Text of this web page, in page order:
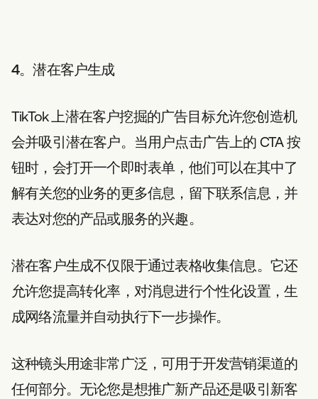
4。潜在客户生成
TikTok 上潜在客户挖掘的广告目标允许您创造机
会并吸引潜在客户。当用户点击广告上的 CTA 按
钮时，会打开一个即时表单，他们可以在其中了
解有关您的业务的更多信息，留下联系信息，并
表达对您的产品或服务的兴趣。
潜在客户生成不仅限于通过表格收集信息。它还
允许您提高转化率，对消息进行个性化设置，生
成网络流量并自动执行下一步操作。
这种镜头用途非常广泛，可用于开发营销渠道的
任何部分。无论您是想推广新产品还是吸引新客